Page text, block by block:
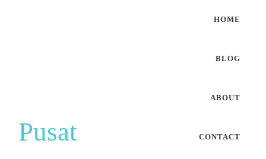
Pusat
HOME
BLOG
ABOUT
CONTACT